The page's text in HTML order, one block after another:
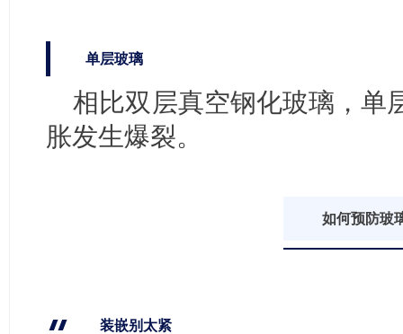
单层玻璃
相比双层真空钢化玻璃，单
胀发生爆裂。
如何预防玻
装嵌别太紧